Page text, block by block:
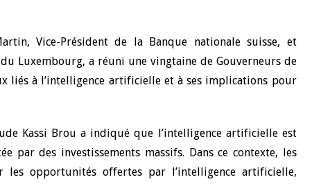
Vice-Président de la Banque nationale suisse, et
Luxembourg, a réuni une vingtaine de Gouverneurs de
liés à l’intelligence artificielle et à ses implications pour
Kassi Brou a indiqué que l’intelligence artificielle est
par des investissements massifs. Dans ce contexte, les
les opportunités offertes par l’intelligence artificielle,